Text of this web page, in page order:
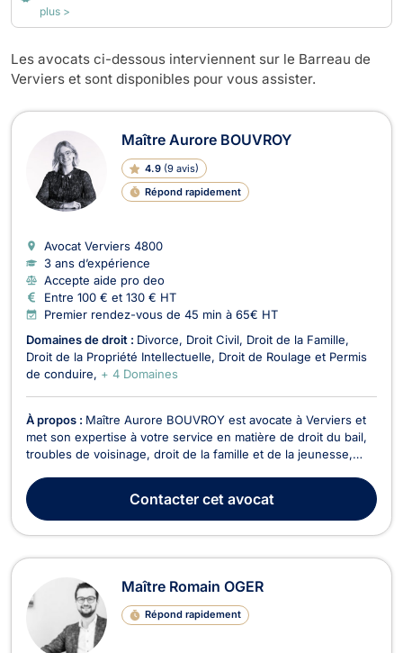
plus >
Les avocats ci-dessous interviennent sur le Barreau de
Verviers et sont disponibles pour vous assister.
Avocats à Verviers
Maître Aurore BOUVROY
4.9 (9 avis)
Répond rapidement
Avocat Verviers 4800
3 ans d’expérience
Accepte aide pro deo
Entre 100 € et 130 € HT
Premier rendez-vous de 45 min à 65€ HT
Domaines de droit : Divorce Droit Civil Droit de la Famille
Droit de la Propriété Intellectuelle
Droit de Roulage et Permis
de conduire
+ 4 Domaines
À propos : Maître Aurore BOUVROY est avocate à Verviers et
met son expertise à votre service en matière de droit du bail,
troubles de voisinage, droit de la famille et de la jeunesse,
bail et troubles de voisinage, Maître BOUVROY vous conseille
et vous représente dans les ...
Contactercet avocat
Maître Romain OGER
Répond rapidement